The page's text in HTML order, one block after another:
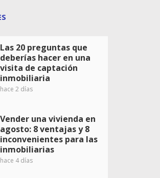
Las 20 preguntas que
deberías hacer en una
visita de captación
inmobiliaria
hace 2 días
Vender una vivienda en
agosto: 8 ventajas y 8
inconvenientes para las
inmobiliarias
hace 4 días